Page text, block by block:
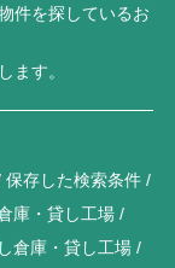
件を探しているお
ます。
保存した検索条件
庫・貸し工場
倉庫・貸し工場